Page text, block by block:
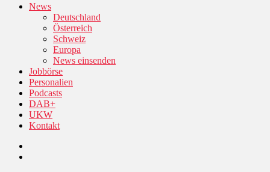
News
Deutschland
Österreich
Schweiz
Europa
News einsenden
Jobbörse
Personalien
Podcasts
DAB+
UKW
Kontakt